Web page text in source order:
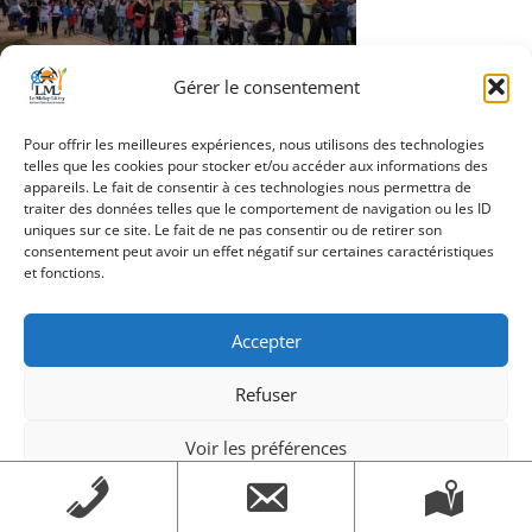
Gérer le consentement
Pour offrir les meilleures expériences, nous utilisons des technologies
telles que les cookies pour stocker et/ou accéder aux informations des
appareils. Le fait de consentir à ces technologies nous permettra de
traiter des données telles que le comportement de navigation ou les ID
uniques sur ce site. Le fait de ne pas consentir ou de retirer son
consentement peut avoir un effet négatif sur certaines caractéristiques
et fonctions.
Accepter
Refuser
Voir les préférences
Mentions légalesMentions légales
Navigation
de
l’article
Article précédent
réservés.|Mentions légales